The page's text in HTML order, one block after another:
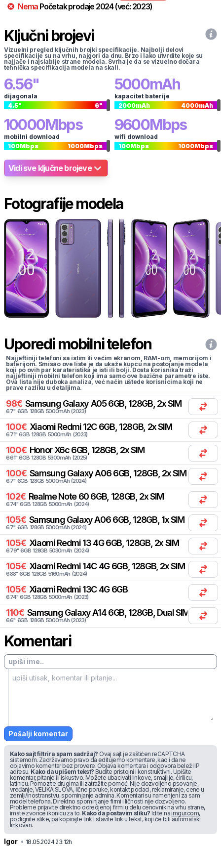
Nema Početak prodaje 2024(već: 2023)
Ključni brojevi
Vizuelni pregled ključnih brojki specifikacije. Najbolji delovi
specifikacije su na vrhu, najgori da dnu. Brzo i lako utvrdite koje su
najjače i najslabije strane modela. Svrha je da se vizuelno dočara
tehnička specifikacija modela na skali.
6.56"
dijagonala
4.5" 6"
5000mAh
kapacitet baterije
2000mAh 4000mAh
10000Mbps
mobilni download
100Mbps 1000Mbps
9600Mbps
wifi download
100Mbps 1000Mbps
Vidi sve ključne brojeve
Fotografije modela
Uporedi mobilni telefon
Najjeftiniji telefoni sa istim ili većim ekranom, RAM-om, memorijom i
baterijom. Smisao ove liste je da ukaže kupcu na postojanje modela
koji po ovih par karateristika je isti ili bolji. Dosta korisnika traži
najjeftiniji mobilni telefon koji ima samo ove bazične parametre iste.
Ova lista nije duboka analiza, već način uštede korisnicima koji ne
prave razliku u detaljima.
98€ Samsung Galaxy A05 6GB, 128GB, 2x SIM
6.7" 6GB 128GB 5000mAh (2023)
100€ Xiaomi Redmi 12C 6GB, 128GB, 2x SIM
6.71" 6GB 128GB 5000mAh (2023)
100€ Honor X6c 6GB, 128GB, 2x SIM
6.61" 6GB 128GB 5300mAh (2025)
100€ Samsung Galaxy A06 6GB, 128GB, 2x SIM
6.7" 6GB 128GB 5000mAh (2024)
102€ Realme Note 60 6GB, 128GB, 2x SIM
6.74" 6GB 128GB 5000mAh (2024)
105€ Samsung Galaxy A06 6GB, 128GB, 1x SIM
6.7" 6GB 128GB 5000mAh (2024)
105€ Xiaomi Redmi 13 4G 6GB, 128GB, 2x SIM
6.79" 6GB 128GB 5030mAh (2024)
105€ Xiaomi Redmi 14C 4G 6GB, 128GB, 2x SIM
6.88" 6GB 128GB 5160mAh (2024)
105€ Xiaomi Redmi 13C 4G 6GB
6.74" 6GB 128GB 5000mAh (2023)
110€ Samsung Galaxy A14 6GB, 128GB, Dual SIM
6.6" 6GB 128GB 5000mAh (2023)
Komentari
Pošalji komentar
Kako sajt filtrira spam sadržaj? Ovaj sajt je zaštićen reCAPTCHA
sistemom. Zadržavamo pravo da editujemo komentare, kao i da ne
objavimo komentar bez provere. Objava komentara i odgovora beleži IP
adresu. Kako da upišem tekst? Budite pristojni i konstruktivni. Upišite
komentar, pitanje ili iskustvo. Možete ubacivati linkove, smajlije, ćirilicu,
latinicu. Pomozite drugima ili zatražite pomoć. Nije dozvoljeno psovanje,
vređanje, VELIKA SLOVA, lične poruke, kontakt podaci, reklamiranje, cene u
zemlji/inostranstvu, spominjanje admina. Komentari su namenjeni za sam
model telefona. Direktno spominjanje firmi i ličnosti nije dozvoljeno.
Probleme prijavite direktno odredjenoj firmi u delu cenovnik na vrhu strane,
imate zvonce ikonicu za to. Kako da postavim sliku? Idite na imgur.com,
podignite slike, pa kopirajte link i stavite link u tekst, koji će biti automatski
linkovan.
Igor • 18.05.2024 23:12h